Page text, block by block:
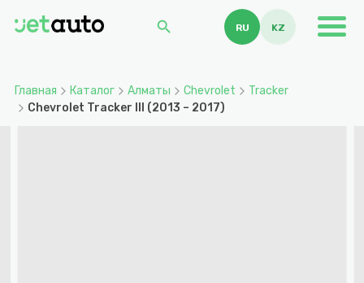
search RU KZ
Главная Каталог Алматы Chevrolet
Tracker
Chevrolet Tracker III (2013 – 2017)